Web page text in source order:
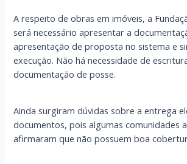
A respeito de obras em imóveis, a
será necessário apresentar a
apresentação de proposta no sistema e
execução. Não há necessidade de
documentação de posse.
Ainda surgiram dúvidas sobre a entrega
documentos, pois algumas comunidades
afirmaram que não possuem boa